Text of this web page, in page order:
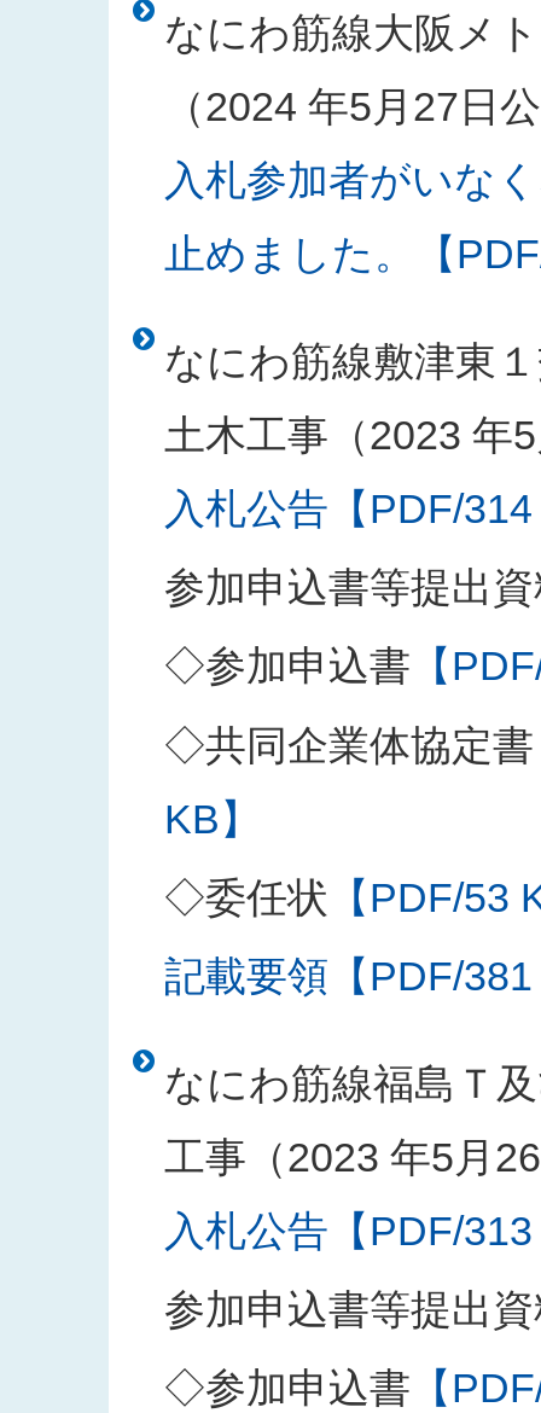
なにわ筋線大阪メ
（2024 年5月27日
入札参加者がいな
止めました。【
なにわ筋線敷津東
土木工事（2023 年
入札公告【PDF/
参加申込書等提出
◇参加申込書 【
◇共同企業体協定書
KB】
◇委任状 【PDF/53
記載要領【PDF/
なにわ筋線福島Ｔ
工事（2023 年5月
入札公告【PDF/
参加申込書等提出
◇参加申込書 【